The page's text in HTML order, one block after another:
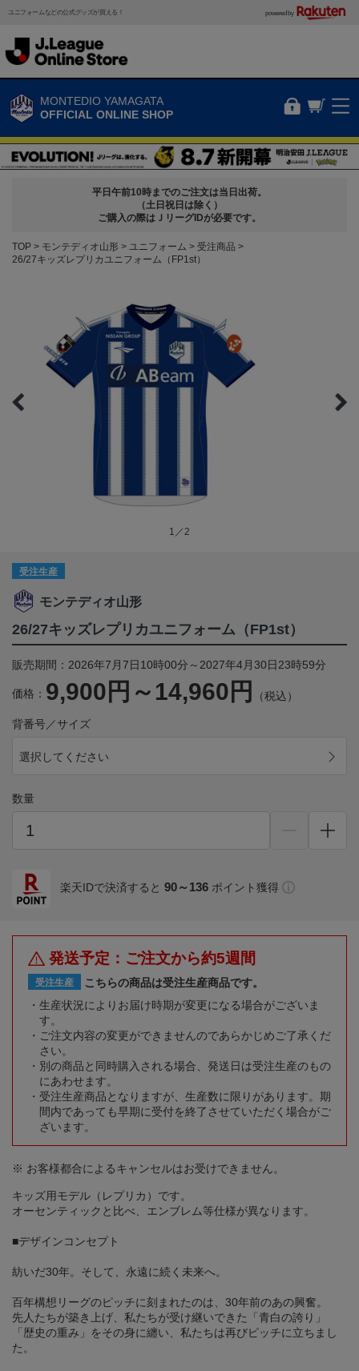
ユニフォームなどの公式グッズが買える！ powered by
MONTEDIO YAMAGATA
OFFICIAL ONLINE SHOP
平日午前10時までのご注文は当日出荷。
（土日祝日は除く）
ご購入の際はＪリーグIDが必要です。
TOP モンテディオ山形 ユニフォーム
受注商品
26/27キッズレプリカユニフォーム（FP1st）
1／2
受注生産
モンテディオ山形
26/27キッズレプリカユニフォーム（FP1st）
販売期間：2026年7月7日10時00分～2027年4月30日23時59分
価格： 9,900円～14,960円 （税込）
背番号／サイズ
選択してください
数量
楽天IDで決済すると 90～136 ポイント獲得
発送予定：ご注文から約5週間
受注生産
こちらの商品は受注生産商品です。
生産状況によりお届け時期が変更になる場合がございま
す。
ご注文内容の変更ができませんのであらかじめご了承くだ
さい。
別の商品と同時購入される場合、発送日は受注生産のもの
にあわせます。
受注生産商品となりますが、生産数に限りがあります。期
間内であっても早期に受付を終了させていただく場合がご
ざいます。
※ お客様都合によるキャンセルはお受けできません。
キッズ用モデル（レプリカ）です。
オーセンティックと比べ、エンブレム等仕様が異なります。
■デザインコンセプト
紡いだ30年。そして、永遠に続く未来へ。
百年構想リーグのピッチに刻まれたのは、30年前のあの興奮。
先人たちが築き上げ、私たちが受け継いできた「青白の誇り」
「歴史の重み」をその身に纏い、私たちは再びピッチに立ちまし
た。